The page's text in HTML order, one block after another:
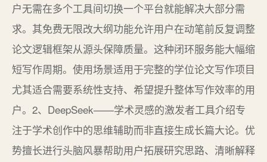
户无需在多个工具间切换一个平台就能解决大部分需
求。其免费无限改大纲功能允许用户在动笔前反复调整
论文逻辑框架从源头保障质量。这种闭环服务能大幅缩
短写作周期。使用场景适用于完整的学位论文写作项目
尤其适合需要系统性支持、希望提升整体写作效率的用
户。2、DeepSeek——学术灵感的激发者工具介绍专
注于学术创作中的思维辅助而非直接生成长篇大论。优
势擅长进行头脑风暴帮助用户拓展研究思路、清晰解释